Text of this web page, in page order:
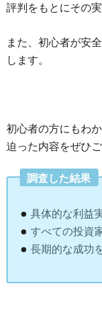
評判をもとにその
また、初心者が安
します。
初心者の方にもわ
迫った内容をぜひご
調査した結果
具体的な利益
すべての投資
長期的な成功